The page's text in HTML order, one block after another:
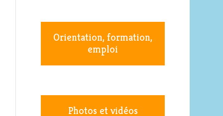
Orientation, formation,
emploi
Photos et vidéos